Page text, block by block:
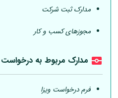
مدارک ثبت شرکت
مجوزهای کسب و کار
مدارک مربوط به درخواست
فرم درخواست ویزا